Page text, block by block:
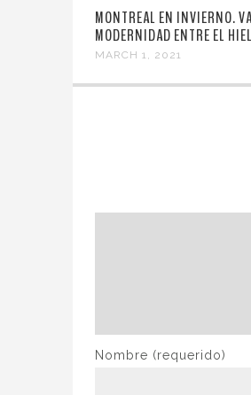
MONTREAL EN INVIERNO.
MODERNIDAD ENTRE EL
MARCH 1, 2021
Nombre (requerido)